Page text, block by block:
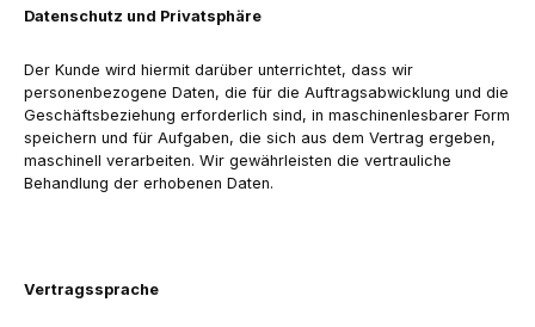
Datenschutz und Privatsphäre
Der Kunde wird hiermit darüber unterrichtet, dass wir
personenbezogene Daten, die für die Auftragsabwicklung und die
Geschäftsbeziehung erforderlich sind, in maschinenlesbarer Form
speichern und für Aufgaben, die sich aus dem Vertrag ergeben,
maschinell verarbeiten. Wir gewährleisten die vertrauliche
Behandlung der erhobenen Daten.
Vertragssprache